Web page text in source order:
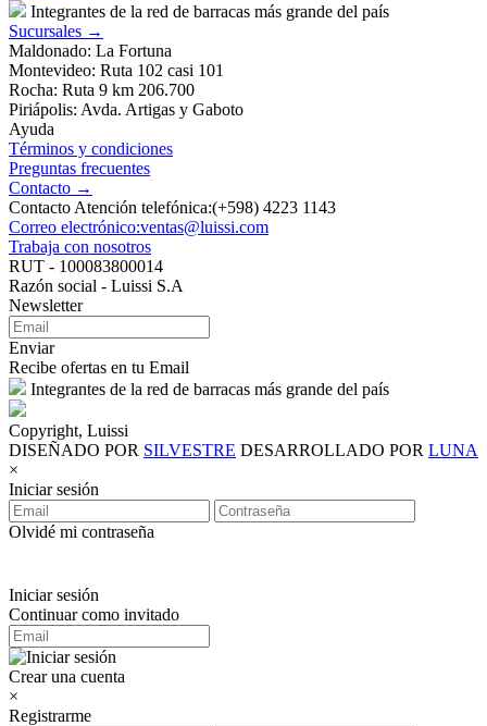
Integrantes de la red de barracas más grande del país
Sucursales →
Maldonado: La Fortuna
Montevideo: Ruta 102 casi 101
Rocha: Ruta 9 km 206.700
Piriápolis: Avda. Artigas y Gaboto
Ayuda
Términos y condiciones
Preguntas frecuentes
Contacto →
Contacto Atención telefónica:(+598) 4223 1143
Correo electrónico:ventas@luissi.com
Trabaja con nosotros
RUT - 100083800014
Razón social - Luissi S.A
Newsletter
Enviar
Recibe ofertas en tu Email
Integrantes de la red de barracas más grande del país
Copyright, Luissi
DISEÑADO POR SILVESTRE DESARROLLADO POR LUNA
×
Iniciar sesión
Olvidé mi contraseña
Iniciar sesión
Continuar como invitado
Crear una cuenta
×
Registrarme